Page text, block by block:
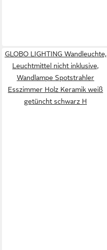
GLOBO LIGHTING Wandleuchte,
Leuchtmittel nicht inklusive,
Wandlampe Spotstrahler
Esszimmer Holz Keramik weiß
getüncht schwarz H